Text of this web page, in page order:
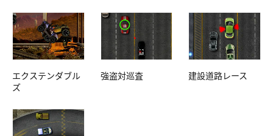
エクステンダブル
ズ
強盗対巡査 建設道路レース